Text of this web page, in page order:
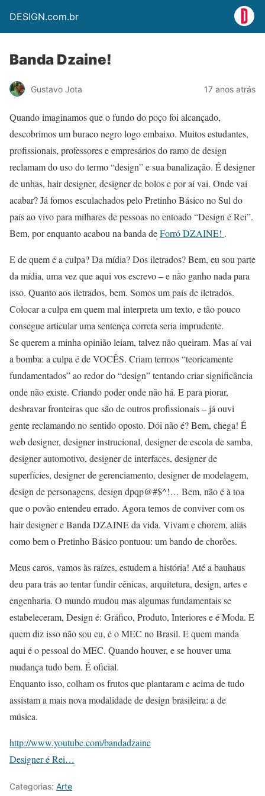
DESIGN.com.br
Banda Dzaine!
Gustavo Jota 17 anos atrás
Quando imaginamos que o fundo do poço foi alcançado,
descobrimos um buraco negro logo embaixo. Muitos estudantes,
profissionais, professores e empresários do ramo de design
reclamam do uso do termo “design” e sua banalização. É designer
de unhas, hair designer, designer de bolos e por aí vai. Onde vai
acabar? Já fomos esculachados pelo Pretinho Básico no Sul do
país ao vivo para milhares de pessoas no entoado “Design é Rei”.
Bem, por enquanto acabou na banda deForró DZAINE! .
E de quem é a culpa? Da mídia? Dos iletrados? Bem, eu sou parte
da mídia, uma vez que aqui vos escrevo – e não ganho nada para
isso. Quanto aos iletrados, bem. Somos um país de iletrados.
Colocar a culpa em quem mal interpreta um texto, e tão pouco
consegue articular uma sentença correta seria imprudente.
Se querem a minha opinião leiam, talvez não queiram. Mas aí vai
a bomba: a culpa é de VOCÊS. Criam termos “teoricamente
fundamentados” ao redor do “design” tentando criar significância
onde não existe. Criando poder onde não há. E para piorar,
desbravar fronteiras que são de outros profissionais – já ouvi
gente reclamando no sentido oposto. Dói não é? Bem, chega! É
web designer, designer instrucional, designer de escola de samba,
designer automotivo, designer de interfaces, designer de
superfícies, designer de gerenciamento, designer de modelagem,
design de personagens, design dpqp@#$^!… Bem, não é à toa
que o povão entendeu errado. Agora temos de conviver com os
hair designer e Banda DZAINE da vida. Vivam e chorem, aliás
como bem o Pretinho Básico pontuou: um bando de chorões.
Meus caros, vamos às raízes, estudem a história! Até a bauhaus
deu para trás ao tentar fundir cênicas, arquitetura, design, artes e
engenharia. O mundo mudou mas algumas fundamentais se
estabeleceram, Design é: Gráfico, Produto, Interiores e é Moda. E
quem diz isso não sou eu, é o MEC no Brasil. E quem manda
aqui é o pessoal do MEC. Quando houver, e se houver uma
mudança tudo bem. É oficial.
Enquanto isso, colham os frutos que plantaram e acima de tudo
assistam a mais nova modalidade de design brasileira: a de
música.
http://www.youtube.com/bandadzaine
Designer é Rei…
Categorias: Arte